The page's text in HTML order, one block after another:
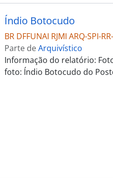
Índio Botocudo
BR DFFUNAI RJMI ARQ-SPI-
Parte deArquivístico
Informação do relatório:
foto: Índio Botocudo do